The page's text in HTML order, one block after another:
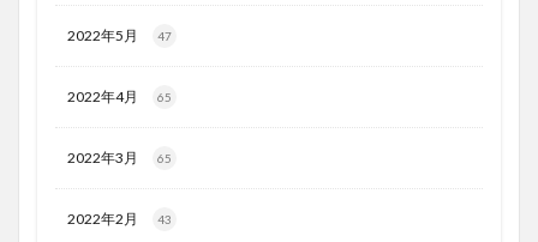
2022年5月 47
2022年4月 65
2022年3月 65
2022年2月 43